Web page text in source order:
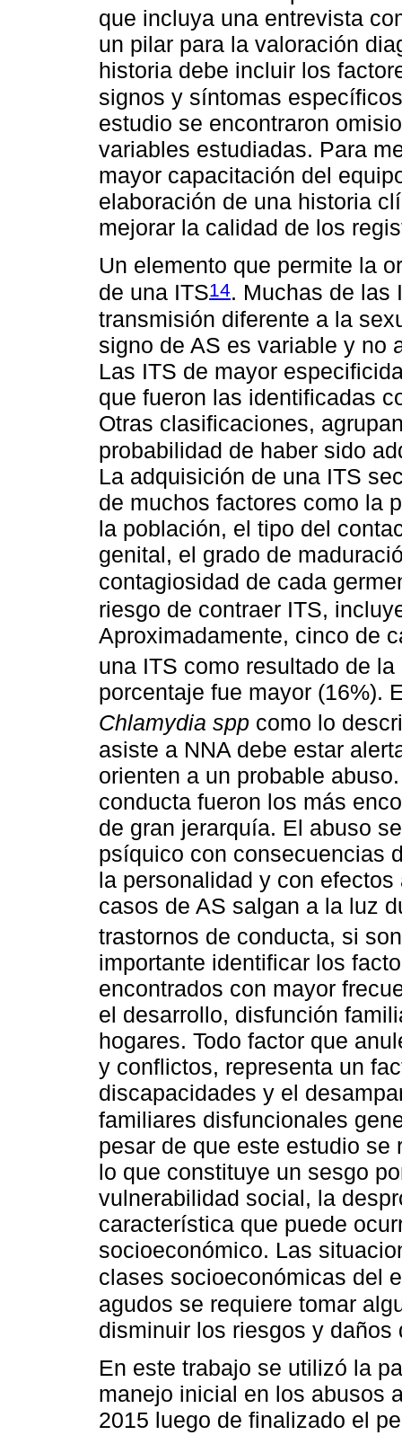
que incluya una entrevista
un pilar para la valoración
historia debe incluir los
signos y síntomas
estudio se encontraron
variables estudiadas. Para
mayor capacitación del
elaboración de una historia
mejorar la calidad de los
Un elemento que permite la
de una ITS14. Muchas de las
transmisión diferente a la
signo de AS es variable y no
Las ITS de mayor
que fueron las identificadas
Otras clasificaciones,
probabilidad de haber sido
La adquisición de una ITS
de muchos factores como la
la población, el tipo del
genital, el grado de
contagiosidad de cada
riesgo de contraer ITS,
Aproximadamente, cinco de
una ITS como resultado de la
porcentaje fue mayor (16%).
Chlamydia spp como lo
asiste a NNA debe estar
orienten a un probable
conducta fueron los más
de gran jerarquía. El abuso
psíquico con consecuencias
la personalidad y con
casos de AS salgan a la luz
trastornos de conducta, si
importante identificar los
encontrados con mayor
el desarrollo, disfunción
hogares. Todo factor que
y conflictos, representa un
discapacidades y el
familiares disfuncionales
pesar de que este estudio
lo que constituye un sesgo
vulnerabilidad social, la
característica que puede
socioeconómico. Las
clases socioeconómicas del
agudos se requiere tomar
disminuir los riesgos y
En este trabajo se utilizó la
manejo inicial en los abusos
2015 luego de finalizado el